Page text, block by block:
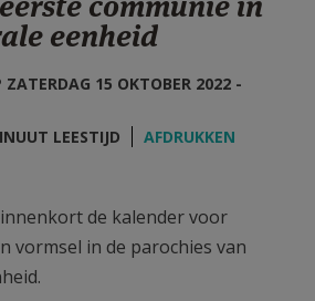
OF REGISTREREN
eenheid
ZATERDAG 15 OKTOBER 2022 -
LEESTIJD
AFDRUKKEN
de kalender voor
vormsel in de parochies van